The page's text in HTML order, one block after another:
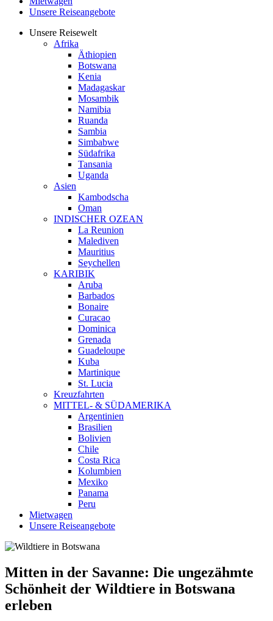
Unsere Reiseangebote
Unsere Reisewelt
Afrika
Äthiopien
Botswana
Kenia
Madagaskar
Mosambik
Namibia
Ruanda
Sambia
Simbabwe
Südafrika
Tansania
Uganda
Asien
Kambodscha
Oman
INDISCHER OZEAN
La Reunion
Malediven
Mauritius
Seychellen
KARIBIK
Aruba
Barbados
Bonaire
Curacao
Dominica
Grenada
Guadeloupe
Kuba
Martinique
St. Lucia
Kreuzfahrten
MITTEL- & SÜDAMERIKA
Argentinien
Brasilien
Bolivien
Chile
Costa Rica
Kolumbien
Mexiko
Panama
Peru
Mietwagen
Unsere Reiseangebote
Mitten in der Savanne: Die ungezähmte
Schönheit der Wildtiere in Botswana
erleben